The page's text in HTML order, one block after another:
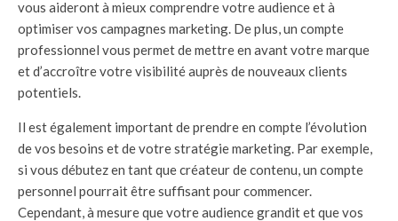
vous aideront à mieux comprendre votre audience et à
optimiser vos campagnes marketing. De plus, un compte
professionnel vous permet de mettre en avant votre marque
et d’accroître votre visibilité auprès de nouveaux clients
potentiels.
Il est également important de prendre en compte l’évolution
de vos besoins et de votre stratégie marketing. Par exemple,
si vous débutez en tant que créateur de contenu, un compte
personnel pourrait être suffisant pour commencer.
Cependant, à mesure que votre audience grandit et que vos